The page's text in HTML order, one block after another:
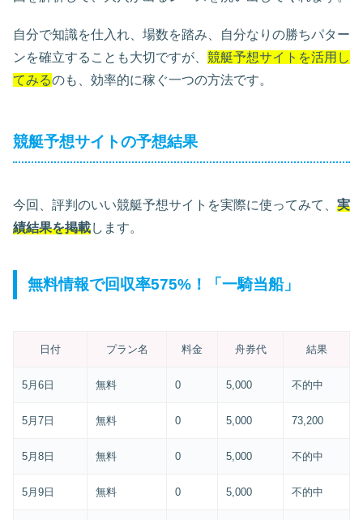
自分で知識を仕入れ、場数を踏み、自分なりの勝ちパター
ンを確立することも大切ですが、 競艇予想サイトを活用し
てみるのも、効率的に稼ぐ一つの方法です。
競艇予想サイトの予想結果
今回、評判のいい競艇予想サイトを実際に使ってみて、 実
績結果を掲載します。
無料情報で回収率575%！「一騎当船」
日付 プラン名 料金 舟券代 結果
5月6日 無料 0 5,000 不的中
5月7日 無料 0 5,000 73,200
5月8日 無料 0 5,000 不的中
5月9日 無料 0 5,000 不的中